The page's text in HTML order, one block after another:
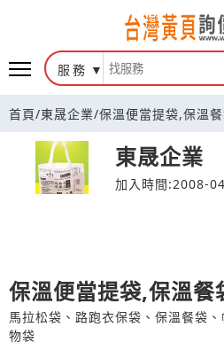
台灣黃頁
服務
首頁/東晟企業/保溫便當提袋,保溫
東晟企業
加入時間:2008-
保溫便當提袋,保溫餐
馬拉松袋、路跑衣保袋、保溫餐袋
物袋